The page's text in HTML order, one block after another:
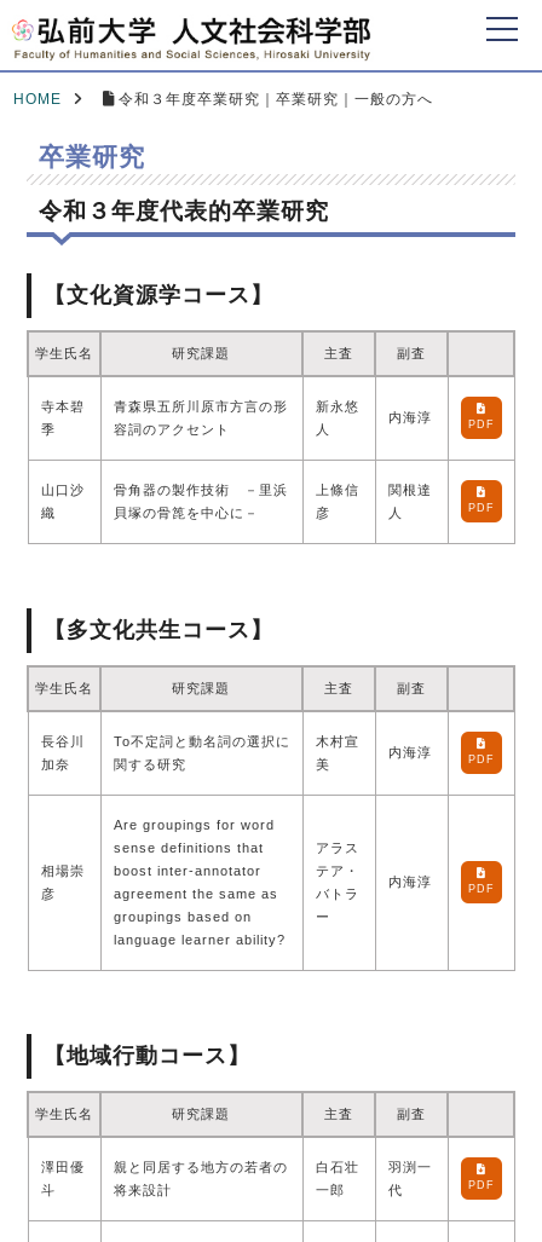
HOME 令和３年度卒業研究｜卒業研究｜一般の方へ
卒業研究
令和３年度代表的卒業研究
【文化資源学コース】
学生氏名 研究課題 主査 副査
寺本碧
季
青森県五所川原市方言の形
容詞のアクセント
新永悠
人
内海淳 PDF
山口沙
織
骨角器の製作技術 －里浜
貝塚の骨箆を中心に－
上條信
彦
関根達
人
PDF
【多文化共生コース】
学生氏名 研究課題 主査 副査
長谷川
加奈
To不定詞と動名詞の選択に
関する研究
木村宣
美
内海淳 PDF
相場崇
彦
Are groupings for word
sense definitions that
boost inter-annotator
agreement the same as
groupings based on
language learner ability?
アラス
テア・
バトラ
ー
内海淳 PDF
【地域行動コース】
学生氏名 研究課題 主査 副査
澤⽥優
⽃
親と同居する地⽅の若者の
将来設計
白石壮
一郎
羽渕一
代
PDF